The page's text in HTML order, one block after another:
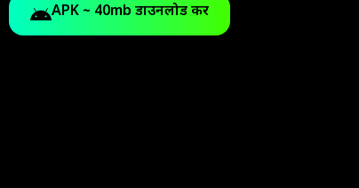
APK ~ 40mb डाउनलोड करें